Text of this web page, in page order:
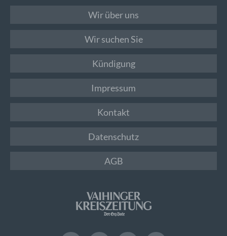
Wir über uns
Wir suchen Sie
Kündigung
Impressum
Kontakt
Datenschutz
AGB